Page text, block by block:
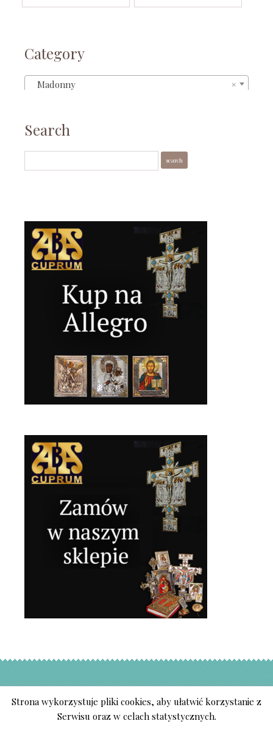
Category
×
Madonny
Search
Strona wykorzystuje pliki cookies, aby ułatwić korzystanie z
Serwisu oraz w celach statystycznych.